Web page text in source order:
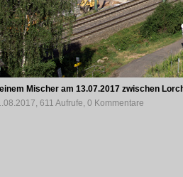
Mischer am 13.07.2017 zwischen
611 Aufrufe, 0 Kommentare